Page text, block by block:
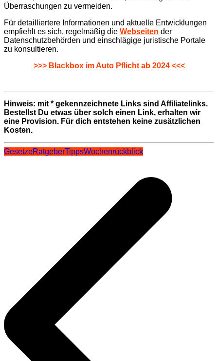
Überraschungen zu vermeiden.
Für detailliertere Informationen und aktuelle Entwicklungen
empfiehlt es sich, regelmäßig die Webseiten der
Datenschutzbehörden und einschlägige juristische Portale
zu konsultieren.
>>> Blackbox im Auto Pflicht ab 2024 <<<
Hinweis: mit * gekennzeichnete Links sind Affiliatelinks.
Bestellst Du etwas über solch einen Link, erhalten wir
eine Provision. Für dich entstehen keine zusätzlichen
Kosten.
GesetzeRatgeberTippsWochenrückblick